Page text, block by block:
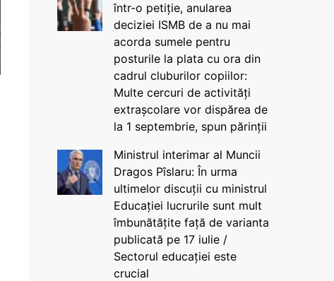
într-o petiție, anularea
deciziei ISMB de a nu mai
acorda sumele pentru
posturile la plata cu ora din
cadrul cluburilor copiilor:
Multe cercuri de activități
extrașcolare vor dispărea de
la 1 septembrie, spun părinții
Ministrul interimar al Muncii
Dragos Pîslaru: În urma
ultimelor discuții cu ministrul
Educației lucrurile sunt mult
îmbunătățite față de varianta
publicată pe 17 iulie /
Sectorul educației este
crucial